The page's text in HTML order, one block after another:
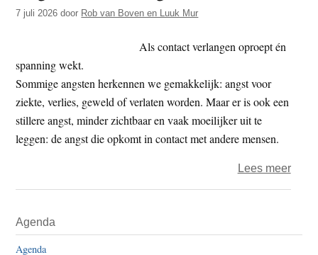
t
e
t
e
7 juli 2026 door Rob van Boven en Luuk Mur
Als contact verlangen oproept én
spanning wekt.
Sommige angsten herkennen we gemakkelijk: angst voor
ziekte, verlies, geweld of verlaten worden. Maar er is ook een
stillere angst, minder zichtbaar en vaak moeilijker uit te
leggen: de angst die opkomt in contact met andere mensen.
Lees meerover
Sidebar
Agenda
Agenda